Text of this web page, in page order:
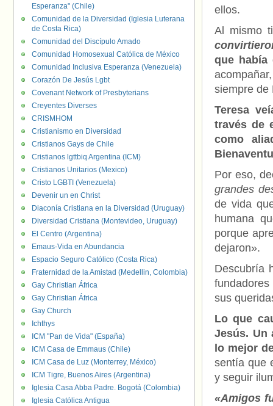
ellos.
Al mismo
que había
siempre de
Teresa
través de
como
Por eso,
grandes
de vida
humana
porque
dejaron».
Descubría
sus
Lo que
Jesús. Un
lo mejor
sentía que
y seguir
«Amigos
Esperanza" (Chile)
Comunidad de la Diversidad (Iglesia Luterana
de Costa Rica)
Comunidad del Discípulo Amado
Comunidad Homosexual Católica de México
Comunidad Inclusiva Esperanza (Venezuela)
Corazón De Jesús Lgbt
Covenant Network of Presbyterians
Creyentes Diverses
CRISMHOM
Cristianismo en Diversidad
Cristianos Gays de Chile
Cristianos lgttbiq Argentina (ICM)
Cristianos Unitarios (Mexico)
Cristo LGBTI (Venezuela)
Devenir un en Christ
Diaconía Cristiana en la Diversidad (Uruguay)
Diversidad Cristiana (Montevideo, Uruguay)
El Centro (Argentina)
Emaus-Vida en Abundancia
Espacio Seguro Católico (Costa Rica)
Fraternidad de la Amistad (Medellin, Colombia)
Gay Christian África
Gay Christian África
Gay Church
Ichthys
ICM "Pan de Vida" (España)
ICM Casa de Emmaus (Chile)
ICM Casa de Luz (Monterrey, México)
ICM Tigre, Buenos Aires (Argentina)
Iglesia Casa Abba Padre. Bogotá (Colombia)
Iglesia Católica Antigua